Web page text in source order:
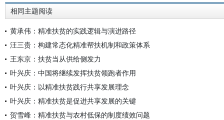
相同主题阅读
黄承伟：精准扶贫的实践逻辑与演进路径
汪三贵：构建常态化精准帮扶机制和政策体系
王东京：扶贫当从供给侧发力
叶兴庆：中国将继续发挥扶贫领跑者作用
叶兴庆：以精准扶贫践行共享发展理念
叶兴庆：精准扶贫是促进共享发展的关键
贺雪峰：精准扶贫与农村低保的制度绩效问题